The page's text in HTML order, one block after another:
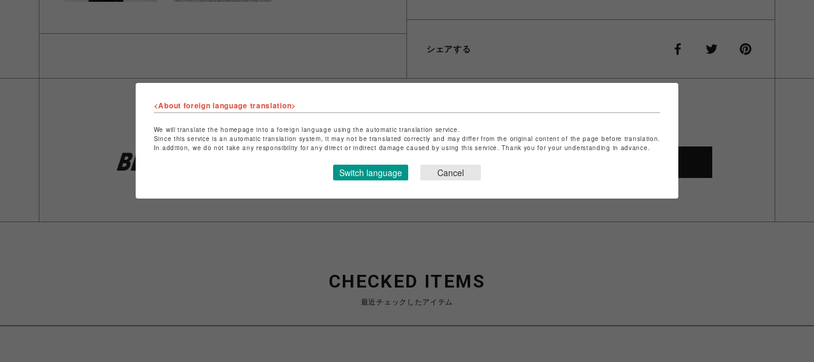
シェアする
ショップ名
ビーバー
店舗名
池袋PARCO
特定商取引法など法令に基づく表記は
こちら
CHECKED ITEMS
最近チェックしたアイテム
<About foreign language translation>
We will translate the homepage into a foreign language using the automatic translation service.
Since this service is an automatic translation system, it may not be translated correctly and may differ from the original content of the page before translation.
In addition, we do not take any responsibility for any direct or indirect damage caused by using this service. Thank you for your understanding in advance.
Switch language Cancel